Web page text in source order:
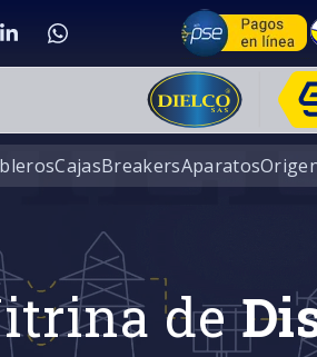
CajasBreakersAparatos
de